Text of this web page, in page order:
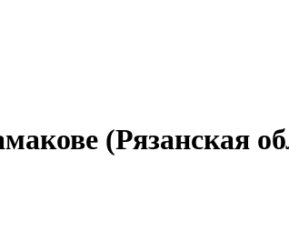
(Рязанская